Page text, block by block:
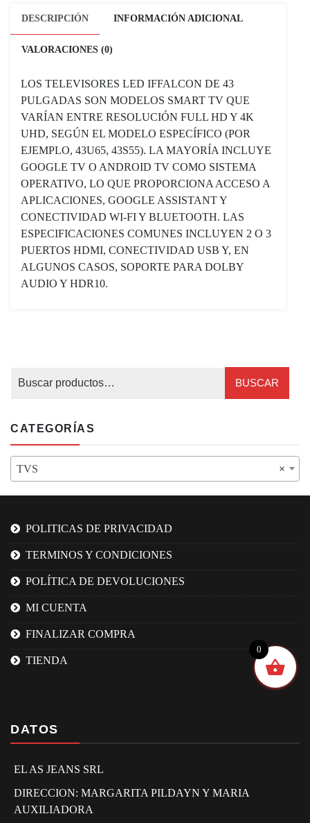
DESCRIPCIÓN INFORMACIÓN ADICIONAL
VALORACIONES (0)
LOS TELEVISORES LED IFFALCON DE 43
PULGADAS SON MODELOS SMART TV QUE
VARÍAN ENTRE RESOLUCIÓN FULL HD Y 4K
UHD, SEGÚN EL MODELO ESPECÍFICO (POR
EJEMPLO, 43U65, 43S55). LA MAYORÍA INCLUYE
GOOGLE TV O ANDROID TV COMO SISTEMA
OPERATIVO, LO QUE PROPORCIONA ACCESO A
APLICACIONES, GOOGLE ASSISTANT Y
CONECTIVIDAD WI-FI Y BLUETOOTH. LAS
ESPECIFICACIONES COMUNES INCLUYEN 2 O 3
PUERTOS HDMI, CONECTIVIDAD USB Y, EN
ALGUNOS CASOS, SOPORTE PARA DOLBY
AUDIO Y HDR10.
BUSCAR
CATEGORÍAS
×
TVS
POLITICAS DE PRIVACIDAD
TERMINOS Y CONDICIONES
POLÍTICA DE DEVOLUCIONES
MI CUENTA
FINALIZAR COMPRA
TIENDA
DATOS
EL AS JEANS SRL
DIRECCION: MARGARITA PILDAYN Y MARIA
AUXILIADORA
0